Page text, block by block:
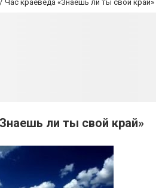
Час краеведа «Знаешь ли ты свой край»
ли ты свой край»